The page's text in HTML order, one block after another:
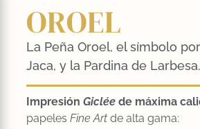
OROEL
La Peña Oroel, el símbolo
Jaca, y la Pardina de Larbesa.
ImpresiónGiclée de máxima
papelesFine Art de alta gama: